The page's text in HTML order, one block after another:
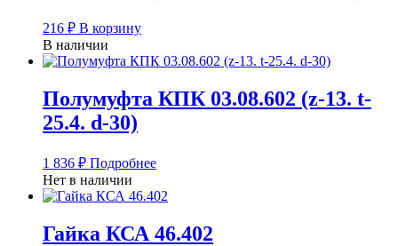
216 ₽ В корзину
В наличии
Полумуфта КПК 03.08.602 (z-13. t-
25.4. d-30)
1 836 ₽ Подробнее
Нет в наличии
Гайка КСА 46.402